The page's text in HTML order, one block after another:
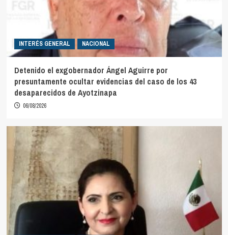
INTERÉS GENERAL NACIONAL
Detenido el exgobernador Ángel Aguirre por
presuntamente ocultar evidencias del caso de los 43
desaparecidos de Ayotzinapa
06/08/2026